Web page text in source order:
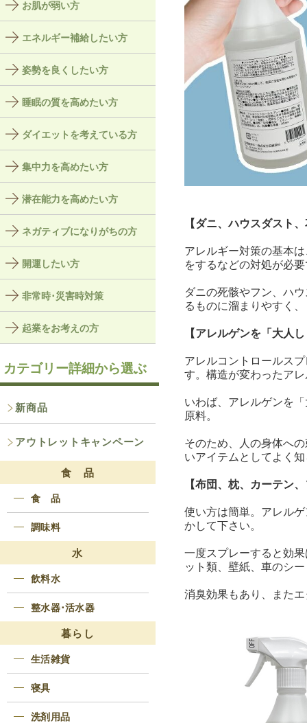
【ダニ、ハウスダスト
アレルギー対策の基本
をするなどの対処が必
ダニの死骸やフン、ハ
るものに溜まりやすく
【アレルゲンを「大人
アレルコントロールス
す。構造が変わったア
いわば、アレルゲンを
原料。
そのため、人の身体へ
いアイテムとしてよく
【布団、枕、カーテン
使い方は簡単。アレル
かして下さい。
一度スプレーすると効
ット類、壁紙、車のシ
消臭効果もあり、また
お肌が弱い方
エネルギー補給したい方
姿勢を良くしたい方
睡眠の質を高めたい方
ダイエットを考えている方
集中力を高めたい方
潜在能力を高めたい方
ネガティブになりがちの方
開運したい方
非常時･災害時対策
起業をお考えの方
カテゴリー詳細から選ぶ
新商品
アウトレットキャンペーン
食 品
食 品
調味料
水
飲料水
整水器･活水器
暮らし
生活雑貨
寝具
洗剤用品